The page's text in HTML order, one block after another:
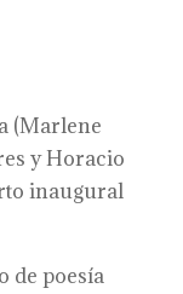
(Marlene
y Horacio
inaugural
de poesía